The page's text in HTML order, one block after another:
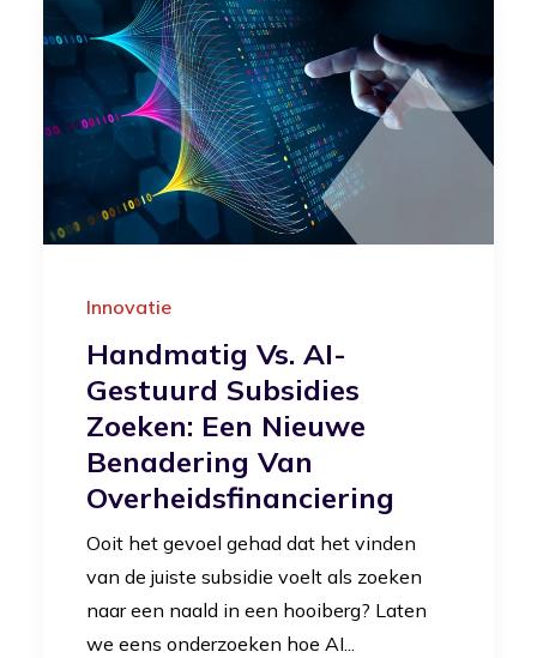
Innovatie
Handmatig Vs. AI-
Gestuurd Subsidies
Zoeken: Een Nieuwe
Benadering Van
Overheidsfinanciering
Ooit het gevoel gehad dat het vinden
van de juiste subsidie voelt als zoeken
naar een naald in een hooiberg? Laten
we eens onderzoeken hoe AI...